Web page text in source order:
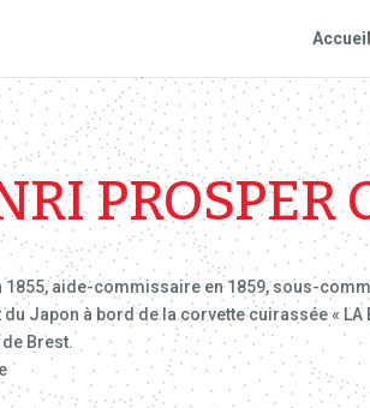
Accueil
PROSPER
1855, aide-commissaire en 1859, sous-
Japon à bord de la corvette cuirassée «
Brest.